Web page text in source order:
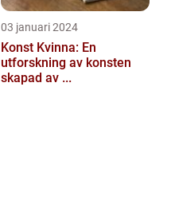
03 januari 2024
Konst Kvinna: En
utforskning av konsten
skapad av ...